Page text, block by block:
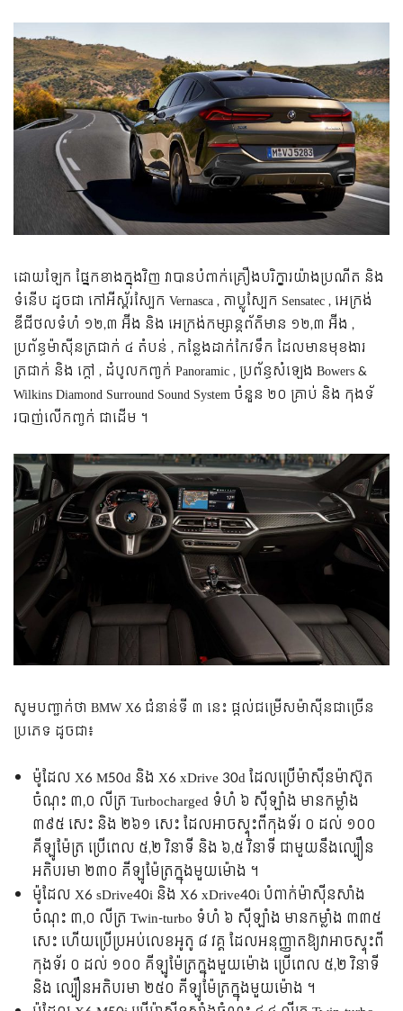
ដោយឡែក ផ្នែក​ខាងក្នុង​វិញ វា​បាន​បំពាក់​គ្រឿង​បរិក្ខារ​យ៉ាង​ប្រណីត និង
ទំនើប ដូចជា កៅអី​ស្ព័​រ​ស្បែក Vernasca , តា​ប្លូ​ស្បែក Sensatec , អេក្រង់​
ឌីជីថល​ទំហំ ១២,៣ អ៊ីង និង អេក្រង់​កម្សាន្ត​ព័ត៌មាន ១២,៣ អ៊ីង ,
ប្រព័ន្ធ​ម៉ាស៊ីនត្រជាក់ ៤ តំបន់ , កន្លែង​ដាក់​កែវ​ទឹក ដែលមាន​មុខងារ​
ត្រជាក់ និង ក្តៅ , ដំបូល​កញ្ចក់ Panoramic , ប្រព័ន្ធ​សំឡេង Bowers &
Wilkins Diamond Surround Sound System ចំនួន ២០ គ្រាប់ និង កុង​ទ័​
របាញ់​លើ​កញ្ចក់ ជាដើម ។
សូមបញ្ជាក់ថា BMW X6 ជំនា​ន់ទី ៣ នេះ ផ្តល់​ជម្រើស​ម៉ាស៊ីន​ជាច្រើន​
ប្រភេទ ដូចជា៖
ម៉ូដែល X6 M50d និង X6 xDrive 30d ដែល​ប្រើ​ម៉ាស៊ីន​ម៉ា​ស៊ូ​ត​
ចំណុះ ៣,០ លីត្រ Turbocharged ទំហំ ៦ ស៊ីឡាំង មាន​កម្លាំង
៣៩៥ សេះ និង ២៦១ សេះ ដែល​អាច​ស្ទុះ​ពី​កុង​ទ័​រ ០ ដល់ ១០០
គីឡូម៉ែត្រ ប្រើពេល ៥,២ វិនាទី និង ៦,៥ វិនាទី ជាមួយនឹង​ល្បឿន​
អតិបរមា ២៣០ គីឡូម៉ែត្រ​ក្នុង​មួយ​ម៉ោង ។
ម៉ូ​ដែល X6 sDrive40i និង X6 xDrive40i បំពាក់​ម៉ាស៊ីន​សាំង​
ចំណុះ ៣,០ លីត្រ Twin-turbo ទំហំ ៦ ស៊ីឡាំង មានកម្លាំង ៣៣៥
សេះ ហើយ​ប្រើ​ប្រអប់លេខ​អូ​តូ ៨ វគ្គ ដែល​អនុញ្ញាតឱ្យ​វា​អាច​ស្ទុះ​ពី​
កុង​ទ័​រ ០ ដល់ ១០០ គីឡូម៉ែត្រ​ក្នុង​មួយ​ម៉ោង ប្រើពេល ៥,២ វិនាទី
និង ល្បឿន​អតិបរមា ២៥០ គីឡូម៉ែត្រ​ក្នុង​មួយ​ម៉ោង ។